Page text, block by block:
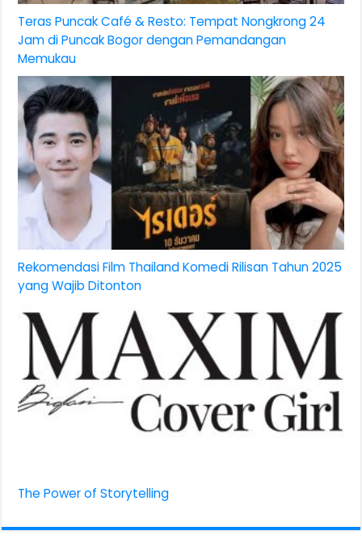
Teras Puncak Café & Resto: Tempat Nongkrong 24
Jam di Puncak Bogor dengan Pemandangan
Memukau
Rekomendasi Film Thailand Komedi Rilisan Tahun 2025
yang Wajib Ditonton
The Power of Storytelling